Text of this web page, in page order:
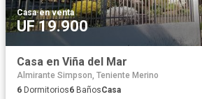
Casa·en venta
UF 19.900
Casa en Viña del Mar
Almirante Simpson, Teniente Merino
6 Dormitorios6 BañosCasa